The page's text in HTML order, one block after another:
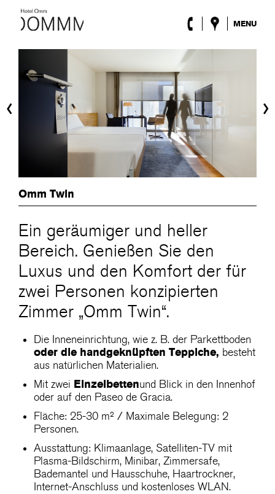
MENU
Das Hotel
Roca Barcelona
Lobby & Klub
Sonderangebote
Standort
ENG / ESP / DEU / FRA / CAT
‹ ›
Omm Twin
Ein geräumiger und heller
Bereich. Genießen Sie den
Luxus und den Komfort der für
zwei Personen konzipierten
Zimmer „Omm Twin“.
Die Inneneinrichtung, wie z. B. der Parkettboden
oder die handgeknüpften Teppiche, besteht
aus natürlichen Materialien.
Mit zwei Einzelbettenund Blick in den Innenhof
oder auf den Paseo de Gracia.
Fläche: 25-30 m² / Maximale Belegung: 2
Personen.
Ausstattung: Klimaanlage, Satelliten-TV mit
Plasma-Bildschirm, Minibar, Zimmersafe,
Bademantel und Hausschuhe, Haartrockner,
Internet-Anschluss und kostenloses WLAN.